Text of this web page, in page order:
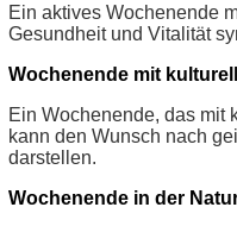
Ein aktives Wochenende
Gesundheit und Vitalität
Wochenende mit
Ein Wochenende, das mit
kann den Wunsch nach
darstellen.
Wochenende in der